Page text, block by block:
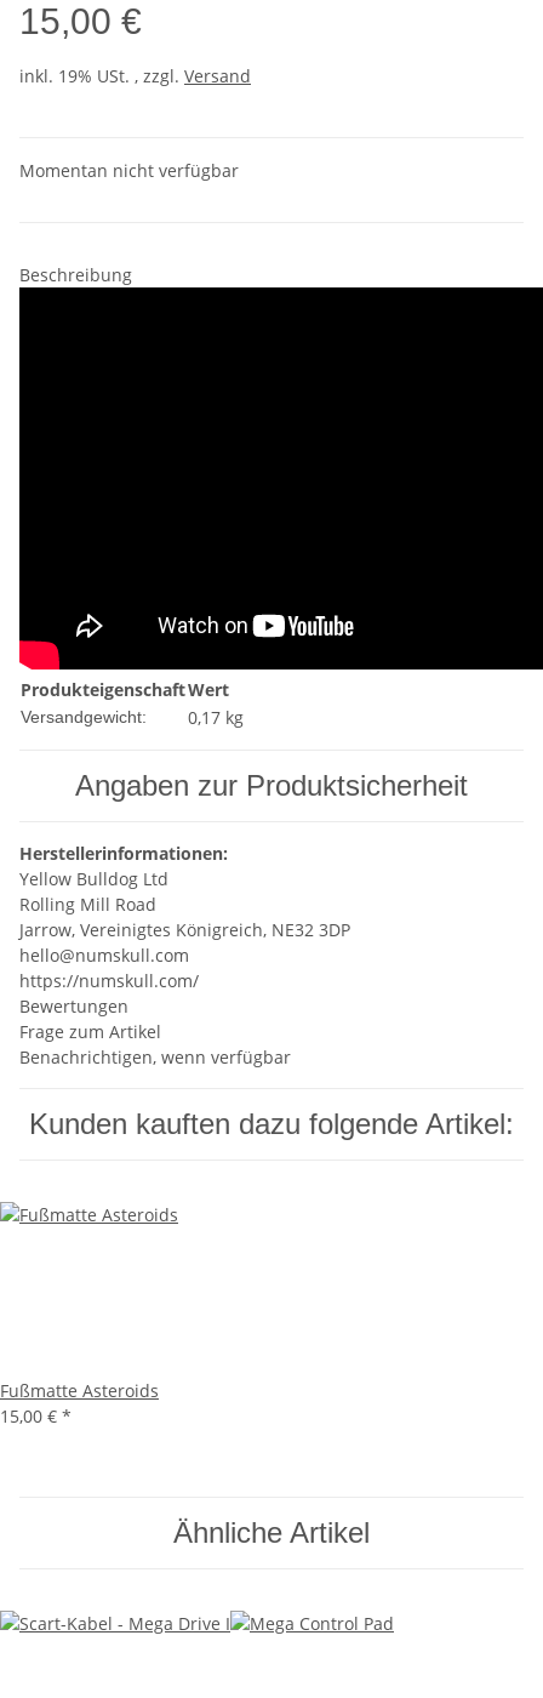
15,00 €
inkl. 19% USt. , zzgl. Versand
Momentan nicht verfügbar
Beschreibung
ProdukteigenschaftWert
Versandgewicht: 0,17 kg
Angaben zur Produktsicherheit
Herstellerinformationen:
Yellow Bulldog Ltd
Rolling Mill Road
Jarrow, Vereinigtes Königreich, NE32 3DP
hello@numskull.com
https://numskull.com/
Bewertungen
Frage zum Artikel
Benachrichtigen, wenn verfügbar
Kunden kauften dazu folgende Artikel:
Fußmatte Asteroids
15,00 € *
Ähnliche Artikel